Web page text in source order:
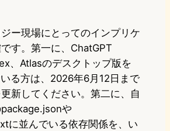
ー現場にとってのインプリケ
す。第一に、ChatGPT
、Atlasのデスクトップ版を
る方は、2026年6月12日まで
新してください。第二に、自
や
に並んでいる依存関係を、い